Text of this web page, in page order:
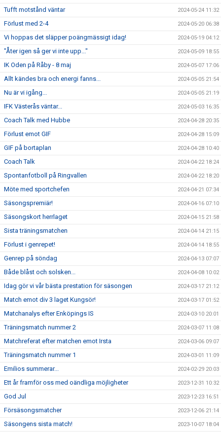
Tufft motstånd väntar 2024-05-24 11:32
Förlust med 2-4 2024-05-20 06:38
Vi hoppas det släpper poängmässigt idag! 2024-05-19 04:12
"Åter igen så ger vi inte upp..." 2024-05-09 18:55
IK Oden på Råby - 8 maj 2024-05-07 17:06
Allt kändes bra och energi fanns... 2024-05-05 21:54
Nu är vi igång... 2024-05-05 21:19
IFK Västerås väntar... 2024-05-03 16:35
Coach Talk med Hubbe 2024-04-28 20:35
Förlust emot GIF 2024-04-28 15:09
GIF på bortaplan 2024-04-28 10:40
Coach Talk 2024-04-22 18:24
Spontanfotboll på Ringvallen 2024-04-22 18:20
Möte med sportchefen 2024-04-21 07:34
Säsongspremiär! 2024-04-16 07:10
Säsongskort herrlaget 2024-04-15 21:58
Sista träningsmatchen 2024-04-14 21:15
Förlust i genrepet! 2024-04-14 18:55
Genrep på söndag 2024-04-13 07:07
Både blåst och solsken... 2024-04-08 10:02
Idag gör vi vår bästa prestation för säsongen 2024-03-17 21:12
Match emot div 3 laget Kungsör! 2024-03-17 01:52
Matchanalys efter Enköpings IS 2024-03-10 20:01
Träningsmatch nummer 2 2024-03-07 11:08
Matchreferat efter matchen emot Irsta 2024-03-06 09:07
Träningsmatch nummer 1 2024-03-01 11:09
Emilios summerar... 2024-02-29 20:03
Ett år framför oss med oändliga möjligheter 2023-12-31 10:32
God Jul 2023-12-23 16:51
Försäsongsmatcher 2023-12-06 21:14
Säsongens sista match! 2023-10-07 18:04